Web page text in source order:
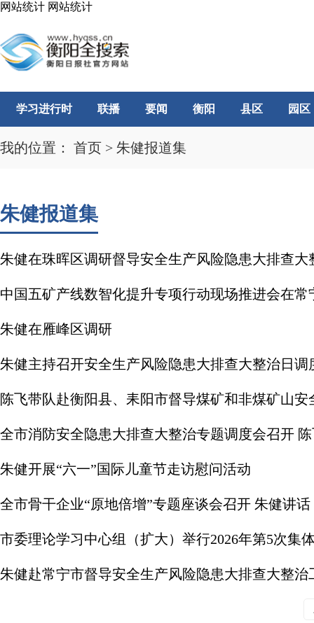
网站统计 网站统计
学习进行时 联播 要闻 衡阳 县区 园区
我的位置： 首页 > 朱健报道集
朱健报道集
朱健在珠晖区调研督导安全生产风险隐患大排查大
中国五矿产线数智化提升专项行动现场推进会在常
朱健在雁峰区调研
朱健主持召开安全生产风险隐患大排查大整治日调
陈飞带队赴衡阳县、耒阳市督导煤矿和非煤矿山
全市消防安全隐患大排查大整治专题调度会召开
朱健开展“六一”国际儿童节走访慰问活动
全市骨干企业“原地倍增”专题座谈会召开 朱健讲
市委理论学习中心组（扩大）举行2026年第5次集
朱健赴常宁市督导安全生产风险隐患大排查大整治